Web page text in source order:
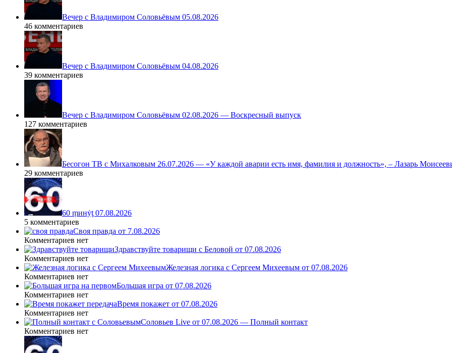
Вечер с Владимиром Соловьёвым 05.08.2026
46 комментариев
Вечер с Владимиром Соловьёвым 04.08.2026
39 комментариев
Вечер с Владимиром Соловьёвым 02.08.2026 — Воскресный выпуск
127 комментариев
Бесогон ТВ с Михалковым 26.07.2026 — «У каждой аварии есть имя, фамилия и должность», – Лазарь
29 комментариев
60 ṃинẏƫ 07.08.2026
5 комментариев
Своя правда от 7.08.2026
Комментариев нет
Здравствуйте товарищи с Беловой от 07.08.2026
Комментариев нет
Железная логика с Сергеем Михеевым от 07.08.2026
Комментариев нет
Большая игра от 07.08.2026
Комментариев нет
Время покажет от 07.08.2026
Комментариев нет
Соловьев Live от 07.08.2026 — Полный контакт
Комментариев нет